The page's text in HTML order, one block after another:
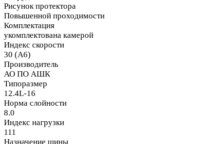
Рисунок протектора
Повышенной проходимости
Комплектация
укомплектована камерой
Индекс скорости
30 (A6)
Производитель
АО ПО АШК
Типоразмер
12.4L-16
Норма слойности
8.0
Индекс нагрузки
111
Назначение шины